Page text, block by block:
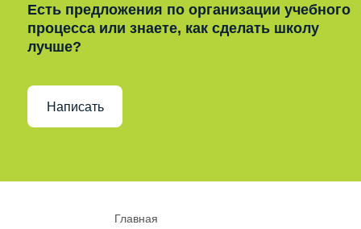
Есть предложения по организации учебного
процесса или знаете, как сделать школу
лучше?
Написать
Главная